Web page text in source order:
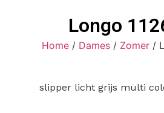
Longo
Home/ Dames/ Zomer/
slipper licht grijs multi